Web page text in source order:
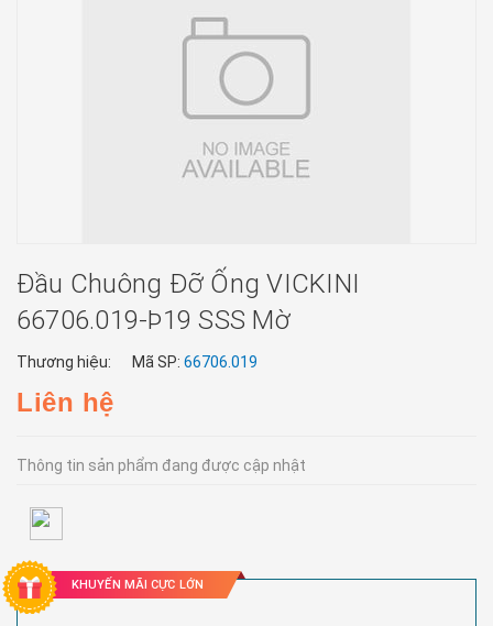
Đầu Chuông Đỡ Ống VICKINI
66706.019-Þ19 SSS Mờ
Thương hiệu: Mã SP: 66706.019
Liên hệ
Thông tin sản phẩm đang được cập nhật
KHUYẾN MÃI CỰC LỚN